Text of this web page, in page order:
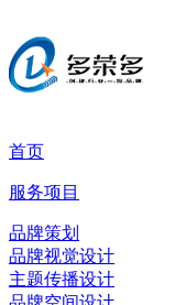
首页
服务项目
品牌策划
品牌视觉设计
主题传播设计